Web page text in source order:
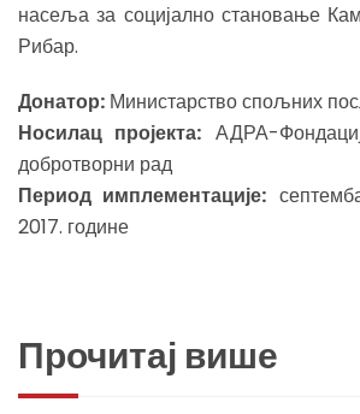
насеља за социјално становање
Рибар.
Донатор: Министарство спољних
Носилац пројекта: АДРА-
добротворни рад
Период имплементације:
2017. године
Прочитај више